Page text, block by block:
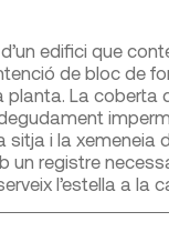
edifici que
de bloc de
planta. La
i la xemeneia
un registre
l’estella a la